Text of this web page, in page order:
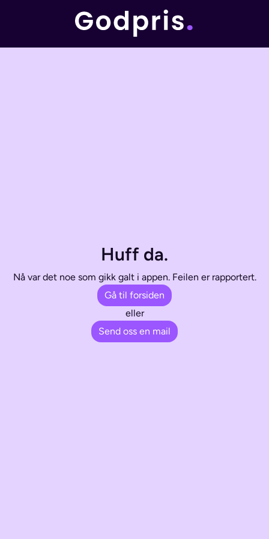
Huff da.
Nå var det noe som gikk galt i appen. Feilen er rapportert.
Gå til forsiden
eller
Send oss en mail